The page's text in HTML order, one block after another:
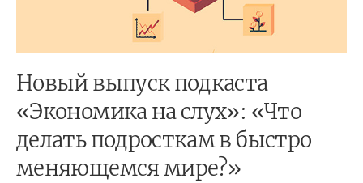
Новый выпуск подкаста
«Экономика на слух»: «Что
делать подросткам в быстро
меняющемся мире?»